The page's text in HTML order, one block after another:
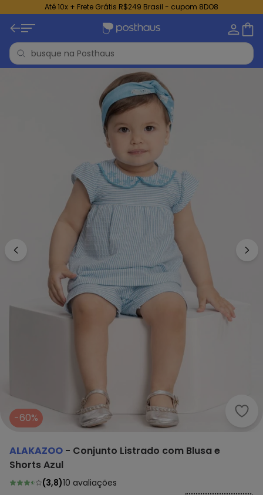
Até 10x + Frete Grátis R$249 Brasil - cupom 8DO8
-60%
ALAKAZOO - Conjunto Listrado com Blusa e
Shorts Azul
(3,8)10 avaliações